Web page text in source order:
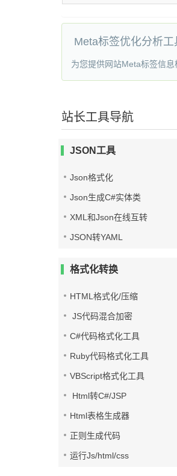
Meta标签优化分析工
为您提供网站Meta标签信
站长工具导航
JSON工具
Json格式化
Json生成C#实体类
XML和Json在线互转
JSON转YAML
格式化转换
HTML格式化/压缩
JS代码混合加密
C#代码格式化工具
Ruby代码格式化工具
VBScript格式化工具
Html转C#/JSP
Html表格生成器
正则生成代码
运行Js/html/css